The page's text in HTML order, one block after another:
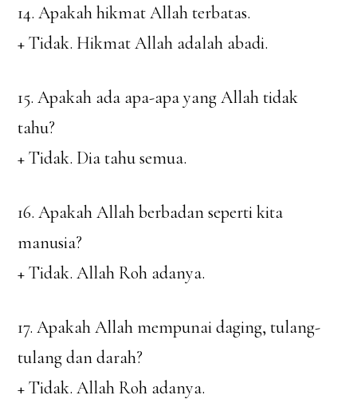
14. Apakah hikmat Allah terbatas.
+ Tidak. Hikmat Allah adalah abadi.
15. Apakah ada apa-apa yang Allah tidak
tahu?
+ Tidak. Dia tahu semua.
16. Apakah Allah berbadan seperti kita
manusia?
+ Tidak. Allah Roh adanya.
17. Apakah Allah mempunai daging, tulang-
tulang dan darah?
+ Tidak. Allah Roh adanya.